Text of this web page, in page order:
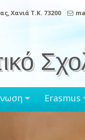
Χανιά Τ.Κ. 73200
Erasmus